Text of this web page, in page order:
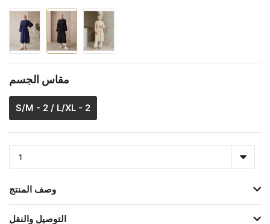
مقاس الجسم
S/M - 2 / L/XL - 2
وصف المنتج
التوصيل والنقل